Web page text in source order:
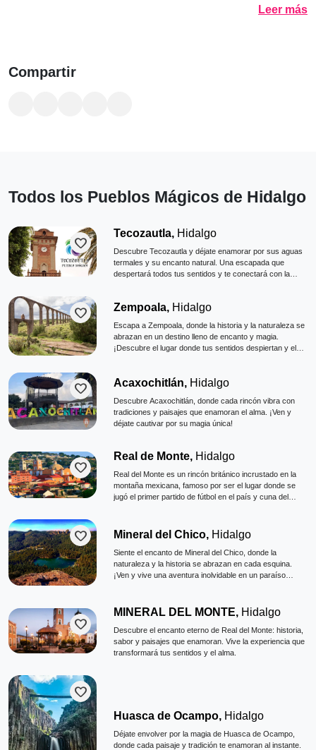
Leer más
Compartir
Todos los Pueblos Mágicos de Hidalgo
favorite
Tecozautla, Hidalgo
Descubre Tecozautla y déjate enamorar por sus aguas
termales y su encanto natural. Una escapada que
despertará todos tus sentidos y te conectará con la
favorite Zempoala, Hidalgo
Escapa a Zempoala, donde la historia y la naturaleza se
abrazan en un destino lleno de encanto y magia.
¡Descubre el lugar donde tus sentidos despiertan y el
favorite Acaxochitlán, Hidalgo
Descubre Acaxochitlán, donde cada rincón vibra con
tradiciones y paisajes que enamoran el alma. ¡Ven y
déjate cautivar por su magia única!
favorite
Real de Monte, Hidalgo
Real del Monte es un rincón británico incrustado en la
montaña mexicana, famoso por ser el lugar donde se
jugó el primer partido de fútbol en el país y cuna del
favorite Mineral del Chico, Hidalgo
Siente el encanto de Mineral del Chico, donde la
naturaleza y la historia se abrazan en cada esquina.
¡Ven y vive una aventura inolvidable en un paraíso
favorite
MINERAL DEL MONTE, Hidalgo
Descubre el encanto eterno de Real del Monte: historia,
sabor y paisajes que enamoran. Vive la experiencia que
transformará tus sentidos y el alma.
favorite
Huasca de Ocampo, Hidalgo
Déjate envolver por la magia de Huasca de Ocampo,
donde cada paisaje y tradición te enamoran al instante.